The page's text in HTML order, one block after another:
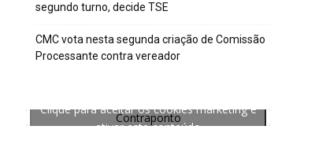
segundo turno, decide TSE
CMC vota nesta segunda criação de Comissão
Processante contra vereador
Contraponto
Clique para aceitar os cookies marketing e
ativar este conteúdo